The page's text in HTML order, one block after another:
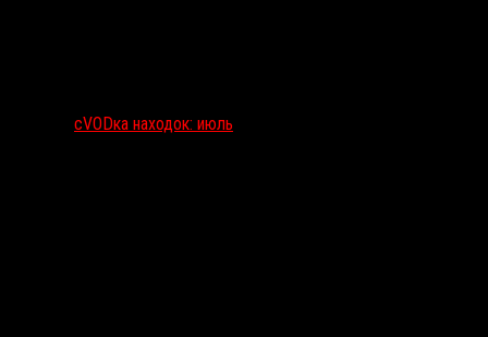
сVODка находок: июль